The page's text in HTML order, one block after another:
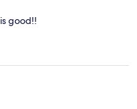
good!!